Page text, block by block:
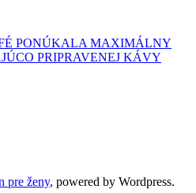
PONÚKALA MAXIMÁLNY
PRIPRAVENEJ KÁVY
pre ženy, powered by Wordpress.